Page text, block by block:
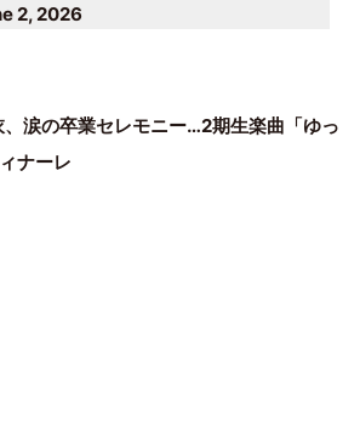
2, 2026
、涙の卒業セレモニー…2期生楽曲「ゆっ
ナーレ